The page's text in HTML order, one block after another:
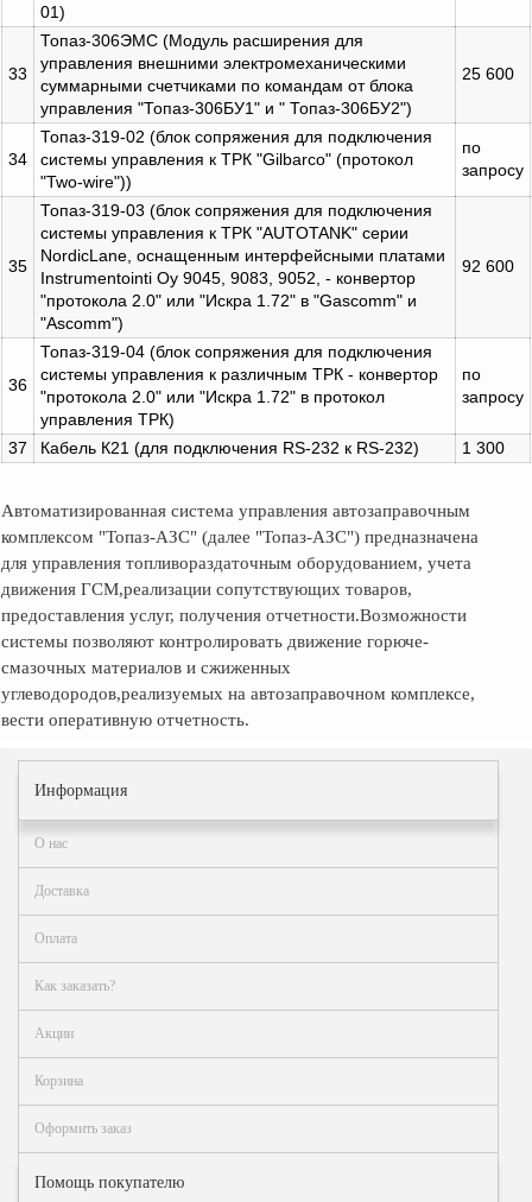
01)
33
Топаз-306ЭМС (Модуль расширения для
управления внешними электромеханическими
суммарными счетчиками по командам от блока
управления "Топаз-306БУ1" и " Топаз-306БУ2")
25 600
34
Топаз-319-02 (блок сопряжения для подключения
системы управления к ТРК "Gilbarco" (протокол
"Two-wire"))
по
запросу
35
Топаз-319-03 (блок сопряжения для подключения
системы управления к ТРК "AUTOTANK" серии
NordicLane, оснащенным интерфейсными платами
Instrumentointi Oy 9045, 9083, 9052, - конвертор
"протокола 2.0" или "Искра 1.72" в "Gascomm" и
"Ascomm")
92 600
36
Топаз-319-04 (блок сопряжения для подключения
системы управления к различным ТРК - конвертор
"протокола 2.0" или "Искра 1.72" в протокол
управления ТРК)
по
запросу
37 Кабель К21 (для подключения RS-232 к RS-232) 1 300
Автоматизированная система управления автозаправочным
комплексом "Топаз-АЗС" (далее "Топаз-АЗС") предназначена
для управления топливораздаточным оборудованием, учета
движения ГСМ,реализации сопутствующих товаров,
предоставления услуг, получения отчетности.Возможности
системы позволяют контролировать движение горюче-
смазочных материалов и сжиженных
углеводородов,реализуемых на автозаправочном комплексе,
вести оперативную отчетность.
Информация
О нас
Доставка
Оплата
Как заказать?
Акции
Корзина
Оформить заказ
Помощь покупателю